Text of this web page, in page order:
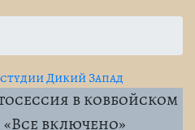
в ковбойском
включено»